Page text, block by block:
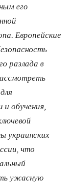
его
Европейские
разлада в
обучения,
украинских
что
ужасную